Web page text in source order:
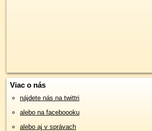
Viac o nás
nájdete nás na twittri
alebo na faceboooku
alebo aj v správach